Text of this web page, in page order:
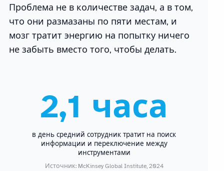
Проблема не в количестве задач, а в том,
что они размазаны по пяти местам, и
мозг тратит энергию на попытку ничего
не забыть вместо того, чтобы делать.
2,1 часа
в день средний сотрудник тратит на поиск
информации и переключение между
инструментами
Источник: McKinsey Global Institute, 2024